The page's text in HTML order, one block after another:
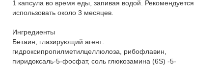
1 капсула во время еды, запивая водой. Рекомендуется
использовать около 3 месяцев.
Ингредиенты
Бетаин, глазирующий агент:
гидроксипропилметилцеллюлоза, рибофлавин,
пиридоксаль-5-фосфат, соль глюкозамина (6S) -5-